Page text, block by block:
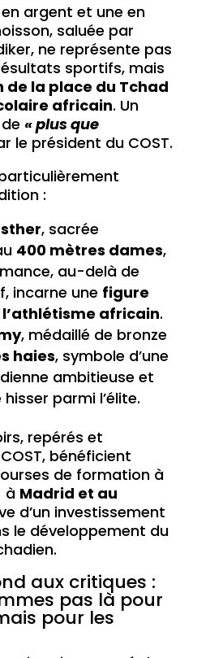
argent et une en
saluée par
ne représente pas
sportifs, mais
la place du Tchad
africain. Un
« plus que
le président du COST.
:
, sacrée
400 mètres dames,
au-delà de
incarne une figure
africain.
, médaillé de bronze
haies, symbole d’une
ambitieuse et
parmi l’élite.
repérés et
bénéficient
de formation à
à Madrid et au
d’un investissement
le développement du
aux critiques :
pas là pour
pour les